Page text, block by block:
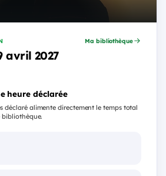
avril 2027
Ma bibliothèque
heure déclarée
déclaré alimente directement le temps total
bibliothèque.